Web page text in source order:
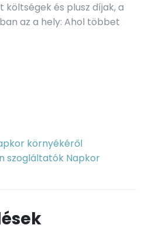
és plusz díjak, a
az a hely: Ahol többet
környékéről
szogláltatók Napkor